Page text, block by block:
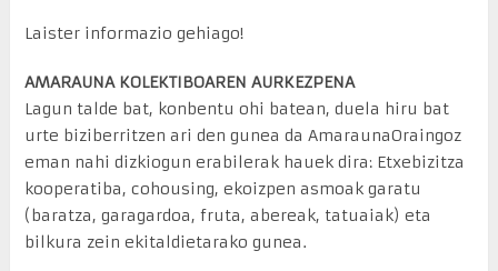
Laister informazio gehiago!
AMARAUNA KOLEKTIBOAREN AURKEZPENA
Lagun talde bat, konbentu ohi batean, duela hiru bat
urte biziberritzen ari den gunea da AmaraunaOraingoz
eman nahi dizkiogun erabilerak hauek dira: Etxebizitza
kooperatiba, cohousing, ekoizpen asmoak garatu
(baratza, garagardoa, fruta, abereak, tatuaiak) eta
bilkura zein ekitaldietarako gunea.